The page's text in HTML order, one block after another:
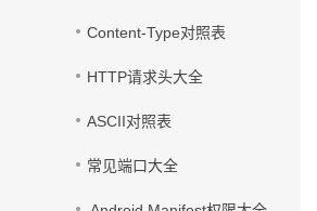
Content-Type对照表
HTTP请求头大全
ASCII对照表
常见端口大全